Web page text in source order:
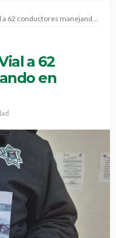
manejando en estado de ebriedad
a 62
en